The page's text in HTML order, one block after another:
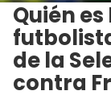
Quién
de la
contra